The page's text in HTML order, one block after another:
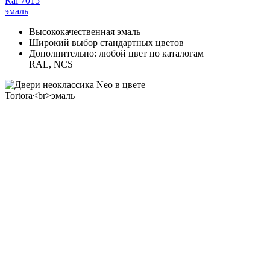
эмаль
Высококачественная эмаль
Широкий выбор стандартных цветов
Дополнительно: любой цвет по каталогам
RAL, NCS